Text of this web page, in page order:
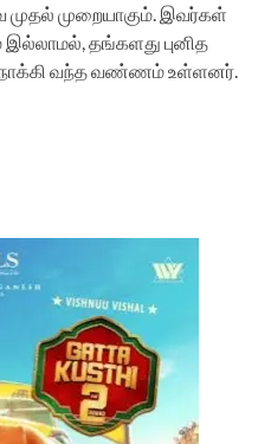
முதல் முறையாகும். இவர்கள்
தங்களது புனித
வந்த வண்ணம் உள்ளனர்.